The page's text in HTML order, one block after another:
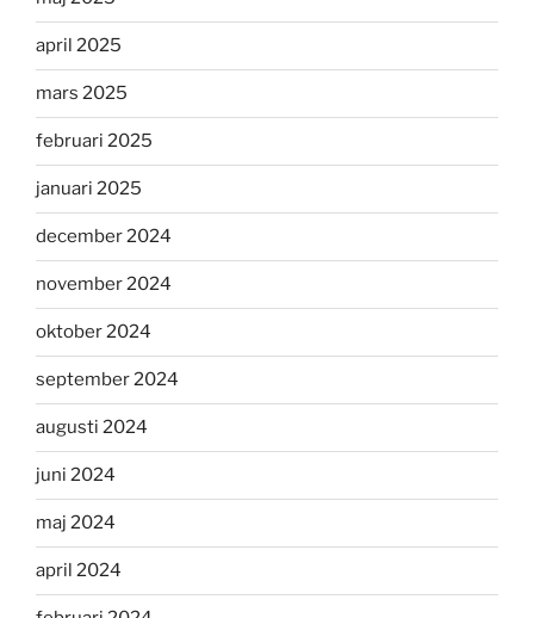
april 2025
mars 2025
februari 2025
januari 2025
december 2024
november 2024
oktober 2024
september 2024
augusti 2024
juni 2024
maj 2024
april 2024